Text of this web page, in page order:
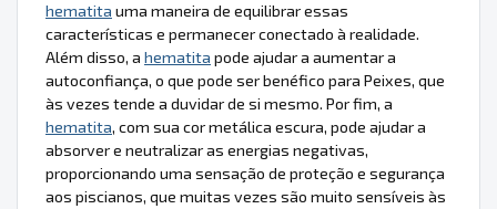
hematita uma maneira de equilibrar essas
características e permanecer conectado à realidade.
Além disso, a hematita pode ajudar a aumentar a
autoconfiança, o que pode ser benéfico para Peixes, que
às vezes tende a duvidar de si mesmo. Por fim, a
hematita, com sua cor metálica escura, pode ajudar a
absorver e neutralizar as energias negativas,
proporcionando uma sensação de proteção e segurança
aos piscianos, que muitas vezes são muito sensíveis às